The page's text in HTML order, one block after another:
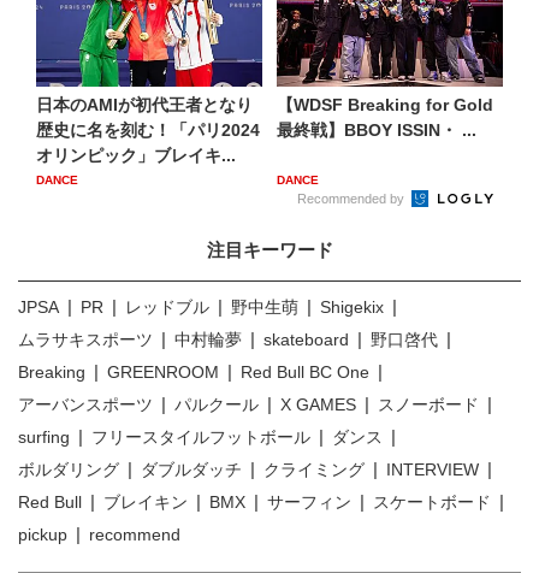
日本のAMIが初代王者となり
歴史に名を刻む！「パリ2024
オリンピック」ブレイキ...
DANCE
【WDSF Breaking for Gold
最終戦】BBOY ISSIN・ ...
DANCE
Recommended by
注目キーワード
JPSA PR レッドブル 野中生萌
Shigekix
ムラサキスポーツ
中村輪夢 skateboard
野口啓代
Breaking
GREENROOM
Red Bull BC One
アーバンスポーツ
パルクール X GAMES
スノーボード
surfing
フリースタイルフットボール
ダンス
ボルダリング
ダブルダッチ クライミング
INTERVIEW
Red Bull
ブレイキン BMX サーフィン
スケートボード
pickup
recommend